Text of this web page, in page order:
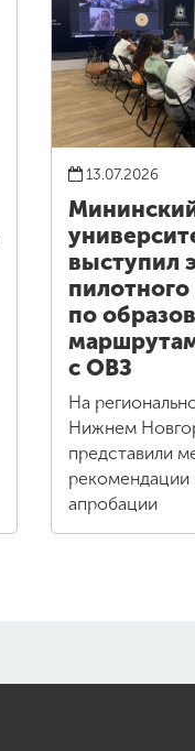
13.07.2026
выступил
по
с ОВЗ
На
Нижнем
представили
рекомендации
апробации